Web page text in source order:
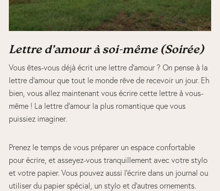
Lettre d’amour à soi-même (Soirée)
Vous êtes-vous déjà écrit une lettre d’amour ? On pense à la
lettre d’amour que tout le monde rêve de recevoir un jour. Eh
bien, vous allez maintenant vous écrire cette lettre à vous-
même ! La lettre d’amour la plus romantique que vous
puissiez imaginer.
Prenez le temps de vous préparer un espace confortable
pour écrire, et asseyez-vous tranquillement avec votre stylo
et votre papier. Vous pouvez aussi l’écrire dans un journal ou
utiliser du papier spécial, un stylo et d’autres ornements.